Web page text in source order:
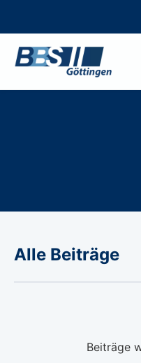
Alle Beiträge
Beiträge